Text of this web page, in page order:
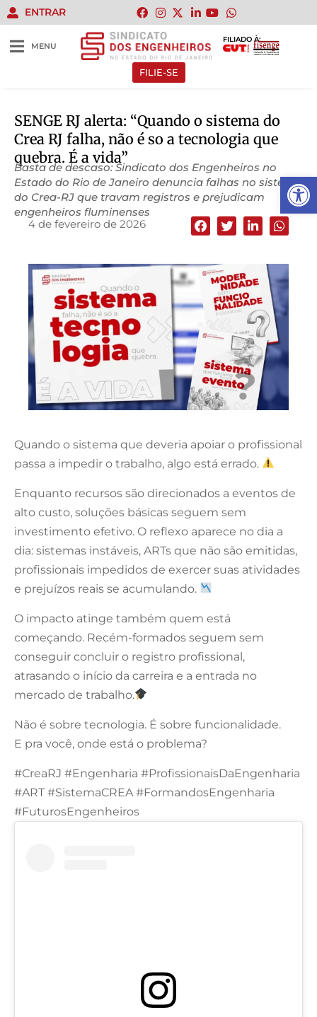
Abrir
ENTRAR
MENU
FILIADO À:
FILIE-SE
SENGE RJ alerta: “Quando o sistema do
Crea RJ falha, não é so a tecnologia que
quebra. É a vida”
Basta de descaso: Sindicato dos Engenheiros no
Estado do Rio de Janeiro denuncia falhas no sistema
do Crea-RJ que travam registros e prejudicam
engenheiros fluminenses
4 de fevereiro de 2026
Quando o sistema que deveria apoiar o profissional
passa a impedir o trabalho, algo está errado.
Enquanto recursos são direcionados a eventos de
alto custo, soluções básicas seguem sem
investimento efetivo. O reflexo aparece no dia a
dia: sistemas instáveis, ARTs que não são emitidas,
profissionais impedidos de exercer suas atividades
e prejuízos reais se acumulando.
O impacto atinge também quem está
começando. Recém-formados seguem sem
conseguir concluir o registro profissional,
atrasando o início da carreira e a entrada no
mercado de trabalho.
Não é sobre tecnologia. É sobre funcionalidade.
E pra você, onde está o problema?
#CreaRJ #Engenharia #ProfissionaisDaEngenharia
#ART #SistemaCREA #FormandosEngenharia
#FuturosEngenheiros